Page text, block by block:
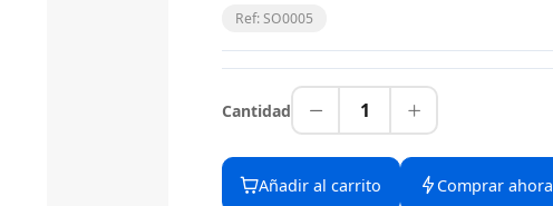
Ref: SO0005
Cantidad 1
Añadir al carrito Comprar ahora